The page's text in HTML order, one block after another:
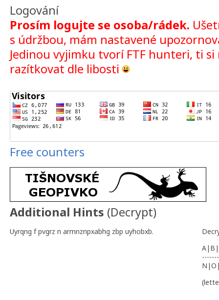
Logování
Prosím logujte se osoba/rádek.
s údržbou, mám nastavené
Jedinou vyjimku tvorí FTF hunteri, ti
razítkovat dle libosti
Free counters
Additional Hints (Decrypt)
Uyrqng f pvgrz n armnznpxabhg zbp uyhobxb.